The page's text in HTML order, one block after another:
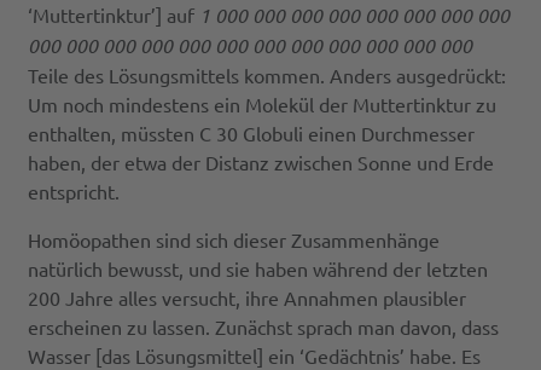
‘Muttertinktur’] auf 1 000 000 000 000 000 000 000 000
000 000 000 000 000 000 000 000 000 000 000 000
Teile des Lösungsmittels kommen. Anders ausgedrückt:
Um noch mindestens ein Molekül der Muttertinktur zu
enthalten, müssten C 30 Globuli einen Durchmesser
haben, der etwa der Distanz zwischen Sonne und Erde
entspricht.
Homöopathen sind sich dieser Zusammenhänge
natürlich bewusst, und sie haben während der letzten
200 Jahre alles versucht, ihre Annahmen plausibler
erscheinen zu lassen. Zunächst sprach man davon, dass
Wasser [das Lösungsmittel] ein ‘Gedächtnis’ habe. Es